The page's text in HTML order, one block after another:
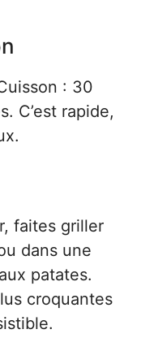
: 30
C’est rapide,
faites griller
dans une
patates.
croquantes